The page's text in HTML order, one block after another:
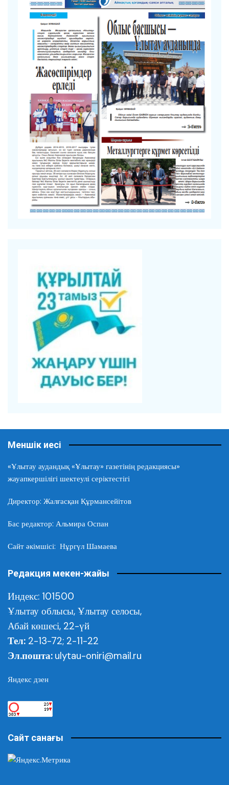
Меншік иесі
«Ұлытау аудандық «Ұлытау» газетінің редакциясы»
жауапкершілігі шектеулі серіктестігі
Директор: Жалғасқан Құрмансейітов
Бас редактор: Альмира Оспан
Сайт әкімшісі: Нұргүл Шамаева
Редакция мекен-жайы
Индекс: 101500
Ұлытау облысы, Ұлытау селосы,
Абай көшесі, 22-үй
Тел: 2-13-72; 2-11-22
Эл.пошта: ulytau-oniri@mail.ru
Яндекс дзен
Сайт санағы